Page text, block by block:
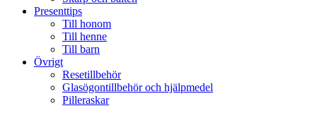
Presenttips
Till honom
Till henne
Till barn
Övrigt
Resetillbehör
Glasögontillbehör och hjälpmedel
Pilleraskar